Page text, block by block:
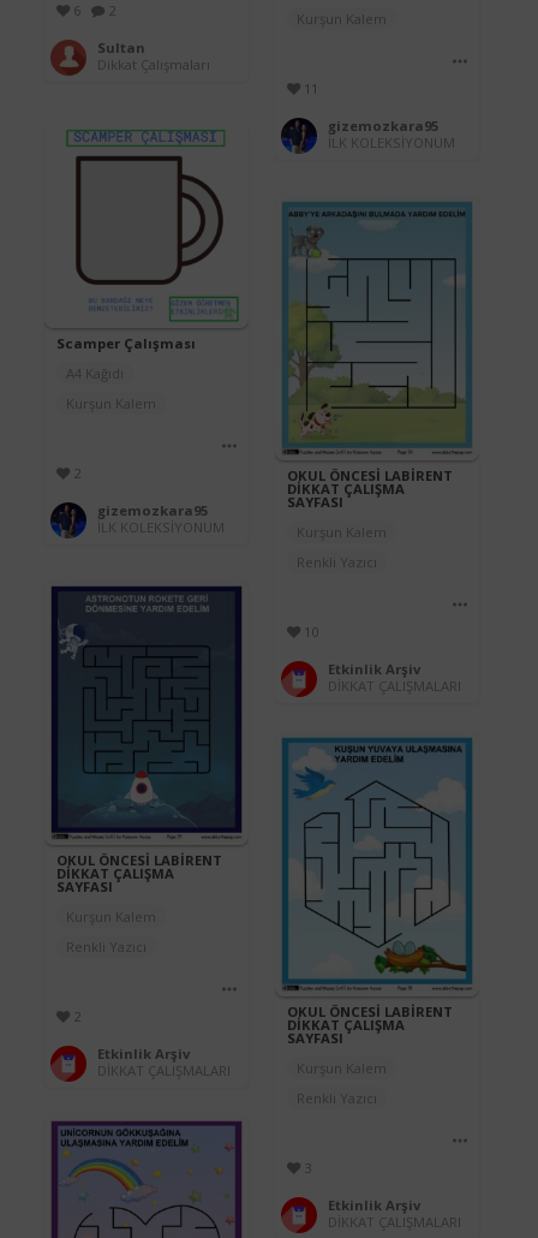
6 2
Sultan
Dikkat Çalışmaları
Kurşun Kalem
11
gizemozkara95
İLK KOLEKSİYONUM
Scamper Çalışması
A4 Kağıdı
Kurşun Kalem
2
gizemozkara95
İLK KOLEKSİYONUM
OKUL ÖNCESİ LABİRENT
DİKKAT ÇALIŞMA
SAYFASI
Kurşun Kalem
Renkli Yazıcı
10
Etkinlik Arşiv
DİKKAT ÇALIŞMALARI
OKUL ÖNCESİ LABİRENT
DİKKAT ÇALIŞMA
SAYFASI
Kurşun Kalem
Renkli Yazıcı
2
Etkinlik Arşiv
DİKKAT ÇALIŞMALARI
OKUL ÖNCESİ LABİRENT
DİKKAT ÇALIŞMA
SAYFASI
Kurşun Kalem
Renkli Yazıcı
3
Etkinlik Arşiv
DİKKAT ÇALIŞMALARI